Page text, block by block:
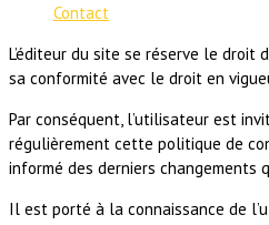
Contact
L’éditeur du site se réserve le droit
sa conformité avec le droit en
Par conséquent, l’utilisateur est
régulièrement cette politique de
informé des derniers changements
Il est porté à la connaissance de